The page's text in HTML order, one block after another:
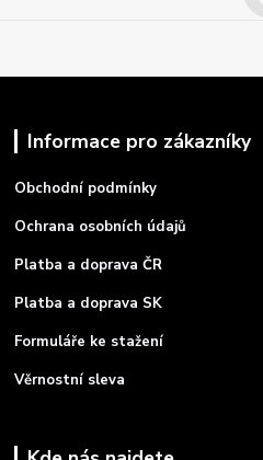
Informace pro zákazníky
Obchodní podmínky
Ochrana osobních údajů
Platba a doprava ČR
Platba a doprava SK
Formuláře ke stažení
Věrnostní sleva